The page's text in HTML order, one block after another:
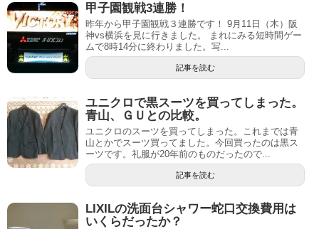
甲子園観戦3連勝！
昨年から甲子園観戦３連勝です！ 9月11日（木）阪
神vs横浜を見に行きました。 まれにみる短時間ゲー
ムで8時14分に終わりました。写...
記事を読む
ユニクロで黒スーツを買ってしまった。
青山、ＧＵとの比較。
ユニクロのスーツを買ってしまった。これまでは青
山とかでスーツ買ってました。今回買ったのは黒ス
ーツです。礼服が20年前のものだったので...
記事を読む
LIXILの洗面台シャワー蛇口交換費用は
いくらだったか？